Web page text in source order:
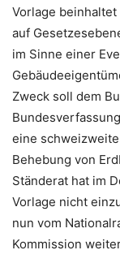
Vorlage
auf
im Sinne einer
Zweck soll dem
eine
Behebung von
Ständerat hat im
Vorlage nicht
nun vom
Kommission